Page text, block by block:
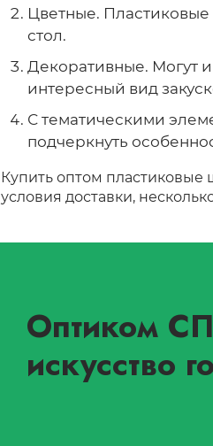
Цветные. Пластиковые
стол.
Декоративные. Могут
интересный вид
С тематическими
подчеркнуть
Купить оптом
условия доставки,
Оптиком
искусство